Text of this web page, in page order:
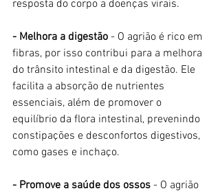
resposta do corpo a doenças virais.
- Melhora a digestão - O agrião é rico em
fibras, por isso contribui para a melhora
do trânsito intestinal e da digestão. Ele
facilita a absorção de nutrientes
essenciais, além de promover o
equilíbrio da flora intestinal, prevenindo
constipações e desconfortos digestivos,
como gases e inchaço.
- Promove a saúde dos ossos - O agrião